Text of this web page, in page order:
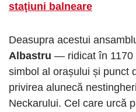
staţiuni balneare
Deasupra acestui
Albastru — ridicat în 1170
simbol al orașului și punct
privirea alunecă
Neckarului. Cel care urcă